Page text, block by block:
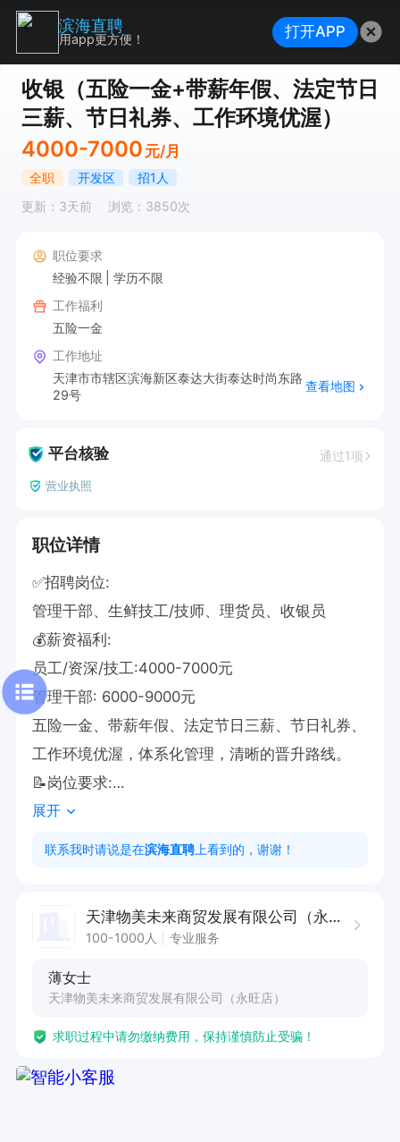
收银（五险一金+带薪年假、法定节日
三薪、节日礼券、工作环境优渥）
4000-7000 元/月
全职 开发区
招1人
更新：3天前
浏览：3850次
职位要求
经验不限
学历不限
工作福利
五险一金
工作地址
天津市市辖区滨海新区泰达大街泰达时尚东路
29号
查看地图
平台核验 通过1项
营业执照
职位详情
✅招聘岗位:
管理干部、生鲜技工/技师、理货员、收银员
💰薪资福利:
员工/资深/技工:4000-7000元
管理干部: 6000-9000元
五险一金、带薪年假、法定节日三薪、节日礼券、
工作环境优渥，体系化管理，清晰的晋升路线。
📝岗位要求:
学历要求:高中[含] 及以上
岗位要求:真诚、善良、乐观、性格开朗、亲和力
记录、无纹身。
展开
联系我时请说是在滨海直聘 上看到的，谢谢！
天津物美未来商贸发展有限公司（永旺店）
100-1000人 专业服务
薄女士
天津物美未来商贸发展有限公司（永旺店）
求职过程中请勿缴纳费用，保持谨慎防止受骗！
滨海直聘
用app更方便！ 打开APP